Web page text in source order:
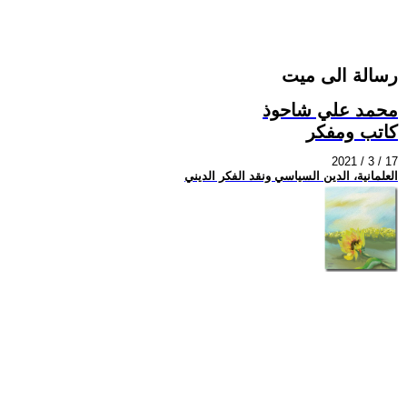
رسالة الى ميت
محمد علي شاحوذ
كاتب ومفكر
2021 / 3 / 17
العلمانية، الدين السياسي ونقد الفكر الديني